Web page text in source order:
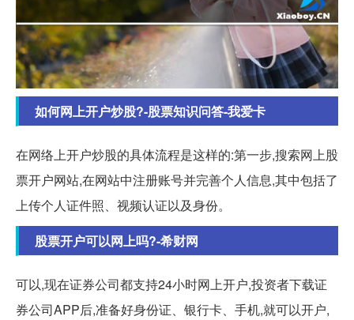
如何网上开户炒股?-股票知识问答-我爱卡
在网络上开户炒股的具体流程是这样的:第一步,搜索网上股
票开户网站,在网站中注册账号并完善个人信息,其中包括了
上传个人证件照、视频认证以及身份。
股票开户可以网上吗?-希财网
可以,现在证券公司都支持24小时网上开户,投资者下载证
券公司APP后,准备好身份证、银行卡、手机,就可以开户,